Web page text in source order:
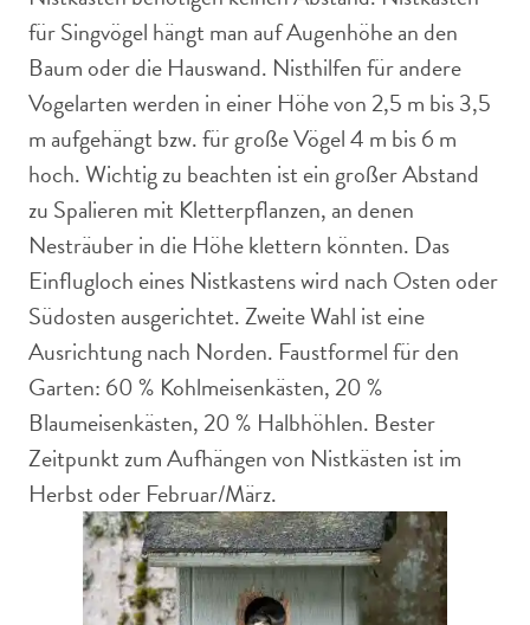
für Singvögel hängt man auf Augenhöhe an den
Baum oder die Hauswand. Nisthilfen für andere
Vogelarten werden in einer Höhe von 2,5 m bis 3,5
m aufgehängt bzw. für große Vögel 4 m bis 6 m
hoch. Wichtig zu beachten ist ein großer Abstand
zu Spalieren mit Kletterpflanzen, an denen
Nesträuber in die Höhe klettern könnten. Das
Einflugloch eines Nistkastens wird nach Osten oder
Südosten ausgerichtet. Zweite Wahl ist eine
Ausrichtung nach Norden. Faustformel für den
Garten: 60 % Kohlmeisenkästen, 20 %
Blaumeisenkästen, 20 % Halbhöhlen. Bester
Zeitpunkt zum Aufhängen von Nistkästen ist im
Herbst oder Februar/März.